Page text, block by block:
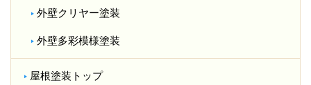
外壁クリヤー塗装
外壁多彩模様塗装
屋根塗装トップ